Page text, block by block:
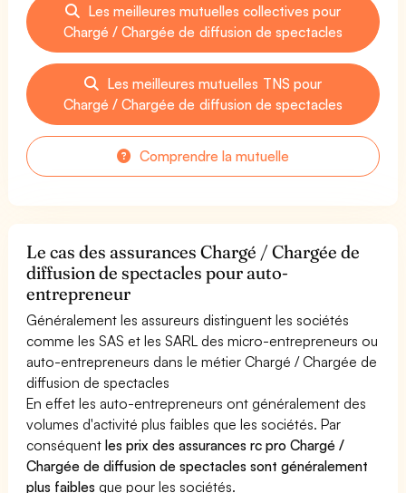
Les meilleures mutuelles collectives pour
Chargé / Chargée de diffusion de spectacles
Les meilleures mutuelles TNS pour
Chargé / Chargée de diffusion de spectacles
Comprendre la mutuelle
Le cas des assurances Chargé / Chargée de
diffusion de spectacles pour auto-
entrepreneur
Généralement les assureurs distinguent les sociétés
comme les SAS et les SARL des micro-entrepreneurs ou
auto-entrepreneurs dans le métier Chargé / Chargée de
diffusion de spectacles
En effet les auto-entrepreneurs ont généralement des
volumes d'activité plus faibles que les sociétés. Par
conséquentles prix des assurances rc pro Chargé /
Chargée de diffusion de spectacles sont généralement
plus faibles que pour les sociétés.